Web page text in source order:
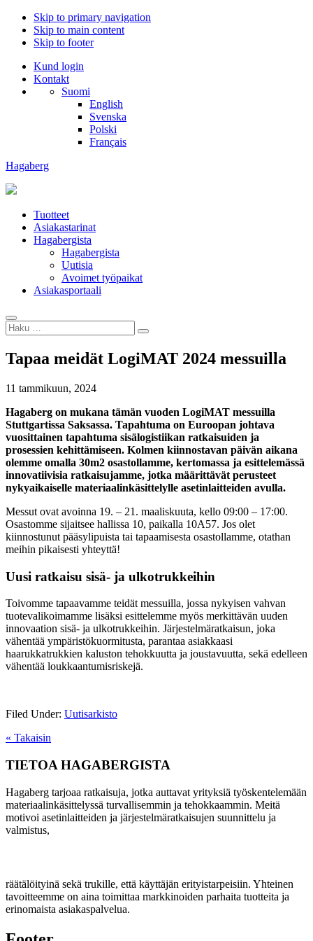
Skip to primary navigation
Skip to main content
Skip to footer
Kund login
Kontakt
Suomi
English
Svenska
Polski
Français
Hagaberg
Tuotteet
Asiakastarinat
Hagabergista
Hagabergista
Uutisia
Avoimet työpaikat
Asiakasportaali
Tapaa meidät LogiMAT 2024 messuilla
11 tammikuun, 2024
Hagaberg on mukana tämän vuoden LogiMAT messuilla
Stuttgartissa Saksassa. Tapahtuma on Euroopan johtava
vuosittainen tapahtuma sisälogistiikan ratkaisuiden ja
prosessien kehittämiseen. Kolmen kiinnostavan päivän aikana
olemme omalla 30m2 osastollamme, kertomassa ja esittelemässä
innovatiivisia ratkaisujamme, jotka määrittävät perusteet
nykyaikaiselle materiaalinkäsittelylle asetinlaitteiden avulla.
Messut ovat avoinna 19. – 21. maaliskuuta, kello 09:00 – 17:00.
Osastomme sijaitsee hallissa 10, paikalla 10A57. Jos olet
kiinnostunut pääsylipuista tai tapaamisesta osastollamme, otathan
meihin pikaisesti yhteyttä!
Uusi ratkaisu sisä- ja ulkotrukkeihin
Toivomme tapaavamme teidät messuilla, jossa nykyisen vahvan
tuotevalikoimamme lisäksi esittelemme myös merkittävän uuden
innovaation sisä- ja ulkotrukkeihin. Järjestelmäratkaisun, joka
vähentää ympäristökuormitusta, parantaa asiakkaasi
haarukkatrukkien kaluston tehokkuutta ja joustavuutta, sekä edelleen
vähentää loukkaantumisriskejä.
Filed Under: Uutisarkisto
« Takaisin
TIETOA HAGABERGISTA
Hagaberg tarjoaa ratkaisuja, jotka auttavat yrityksiä työskentelemään
materiaalinkäsittelyssä turvallisemmin ja tehokkaammin. Meitä
motivoi asetinlaitteiden ja järjestelmäratkaisujen suunnittelu ja
valmistus,
räätälöityinä sekä trukille, että käyttäjän erityistarpeisiin. Yhteinen
tavoitteemme on aina toimittaa markkinoiden parhaita tuotteita ja
erinomaista asiakaspalvelua.